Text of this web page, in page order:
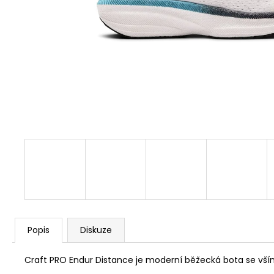
Popis Diskuze
Craft PRO Endur Distance je moderní běžecká bota se
1 259 Kč
Původně:1 399 Kč